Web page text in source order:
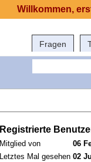
Fragen
Registrierte
Mitglied von
06
Letztes Mal gesehen 02
Willkommen,